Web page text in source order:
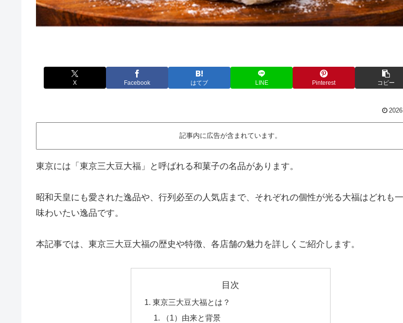
X Facebook はてブ LINE Pinterest コピー
記事内に広告が含まれています。
東京には「東京三大豆大福」と呼ばれる和菓子の名品があります。
昭和天皇にも愛された逸品や、行列必至の人気店まで、それぞれの個性が光る大福はどれも
味わいたい逸品です。
本記事では、東京三大豆大福の歴史や特徴、各店舗の魅力を詳しくご紹介します。
目次
東京三大豆大福とは？
（1）由来と背景